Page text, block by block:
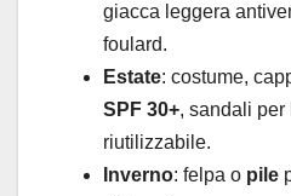
giacca leggera
foulard.
Estate: costume,
SPF 30+, sandali
riutilizzabile.
Inverno: felpa o pile